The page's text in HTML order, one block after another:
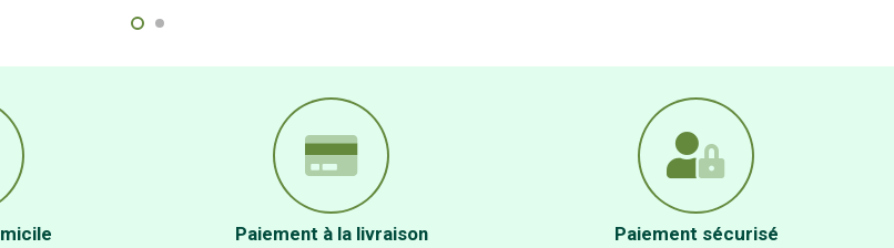
Paiement à la livraison Paiement sécurisé